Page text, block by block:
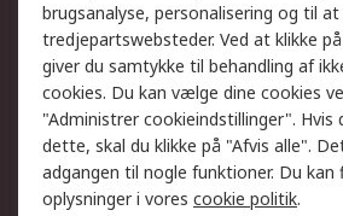
Support
Få hjælp
Levering
Spor
Fakturakopi
Fordele med Mit RS
Okdo
brugsanalyse, personalisering og til
tredjepartswebsteder. Ved at klikke
giver du samtykke til behandling af
cookies. Du kan vælge dine cookies
"Administrer cookieindstillinger". Hvis
dette, skal du klikke på "Afvis alle".
adgangen til nogle funktioner. Du kan
oplysninger i vores cookie politik.